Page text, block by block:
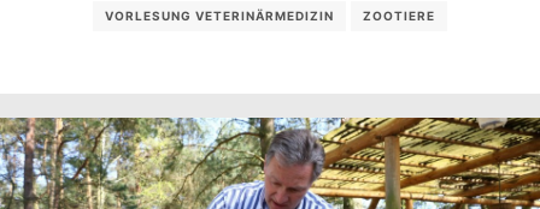
VORLESUNG VETERINÄRMEDIZIN ZOOTIERE